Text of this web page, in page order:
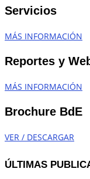
Servicios
MÁS INFORMACIÓN
Reportes y
MÁS INFORMACIÓN
Brochure BdE
VER / DESCARGAR
ÚLTIMAS